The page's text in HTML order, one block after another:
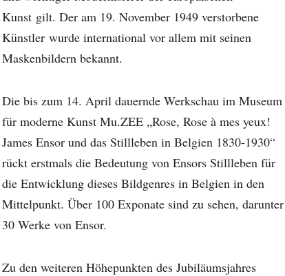
Kunst gilt. Der am 19. November 1949 verstorbene
Künstler wurde international vor allem mit seinen
Maskenbildern bekannt.
Die bis zum 14. April dauernde Werkschau im Museum
für moderne Kunst Mu.ZEE „Rose, Rose à mes yeux!
James Ensor und das Stillleben in Belgien 1830-1930“
rückt erstmals die Bedeutung von Ensors Stillleben für
die Entwicklung dieses Bildgenres in Belgien in den
Mittelpunkt. Über 100 Exponate sind zu sehen, darunter
30 Werke von Ensor.
Zu den weiteren Höhepunkten des Jubiläumsjahres